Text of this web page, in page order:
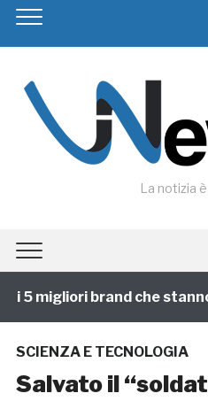
La notizia
migliori brand che stanno
SCIENZA E TECNOLOGIA
Salvato il